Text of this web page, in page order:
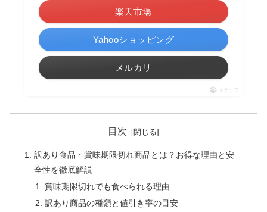
楽天市場
Yahooショッピング
メルカリ
ポチップ
目次
訳あり食品・賞味期限切れ商品とは？お得な理由と安
全性を徹底解説
賞味期限切れでも食べられる理由
訳あり商品の種類と値引き率の目安